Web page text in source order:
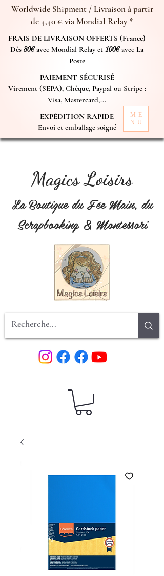
Worldwide Shipment / Livraison à partir
de 4,40 € via Mondial Relay *
FRAIS DE LIVRAISON OFFERTS (France)
Dès 80€avec Mondial Relay et 100€avec La
Poste
PAIEMENT SÉCURISÉ
Virement (SEPA), Chèque, Paypal ou Stripe :
Visa, Mastercard,...
EXPÉDITION RAPIDE
Envoi et emballage soigné
ME
NU
Magics Loisirs
La Boutique du Fée Main, du
Scrapbooking & Montessori